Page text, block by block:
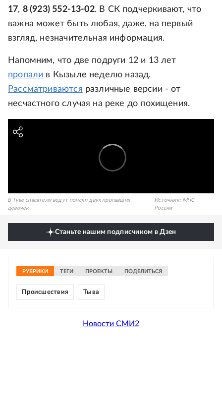
17, 8 (923) 552-13-02. В СК подчеркивают, что
важна может быть любая, даже, на первый
взгляд, незначительная информация.
Напомним, что две подруги 12 и 13 лет
пропали в Кызыле неделю назад.
Рассматриваются различные версии - от
несчастного случая на реке до похищения.
В Туве спасатели ведут поиски двух пропавших
девочек
Источник: МЧС
России
Станьте нашим подписчиком в Дзен
РУБРИКИ ТЕГИ ПРОЕКТЫ ПОДЕЛИТЬСЯ
Происшествия Тыва
Новости СМИ2